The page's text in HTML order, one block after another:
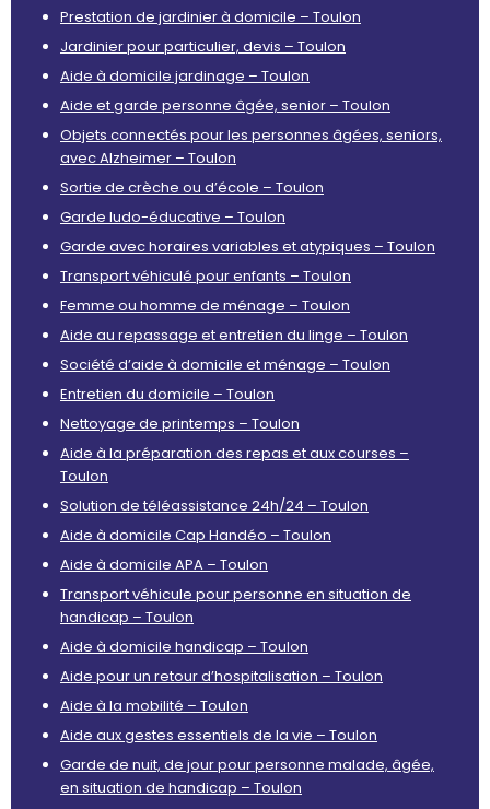
Prestation de jardinier à domicile – Toulon
Jardinier pour particulier, devis – Toulon
Aide à domicile jardinage – Toulon
Aide et garde personne âgée, senior – Toulon
Objets connectés pour les personnes âgées, seniors,
avec Alzheimer – Toulon
Sortie de crèche ou d’école – Toulon
Garde ludo-éducative – Toulon
Garde avec horaires variables et atypiques – Toulon
Transport véhiculé pour enfants – Toulon
Femme ou homme de ménage – Toulon
Aide au repassage et entretien du linge – Toulon
Société d’aide à domicile et ménage – Toulon
Entretien du domicile – Toulon
Nettoyage de printemps – Toulon
Aide à la préparation des repas et aux courses –
Toulon
Solution de téléassistance 24h/24 – Toulon
Aide à domicile Cap Handéo – Toulon
Aide à domicile APA – Toulon
Transport véhicule pour personne en situation de
handicap – Toulon
Aide à domicile handicap – Toulon
Aide pour un retour d’hospitalisation – Toulon
Aide à la mobilité – Toulon
Aide aux gestes essentiels de la vie – Toulon
Garde de nuit, de jour pour personne malade, âgée,
en situation de handicap – Toulon